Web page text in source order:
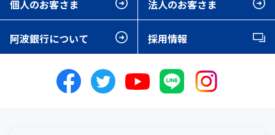
個人のお客さま 法人のお客さま
阿波銀行について 採用情報